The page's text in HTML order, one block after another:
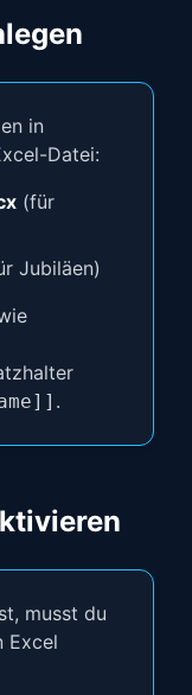
in
Datei:
(für
Jubiläen)
.
musst du
Excel